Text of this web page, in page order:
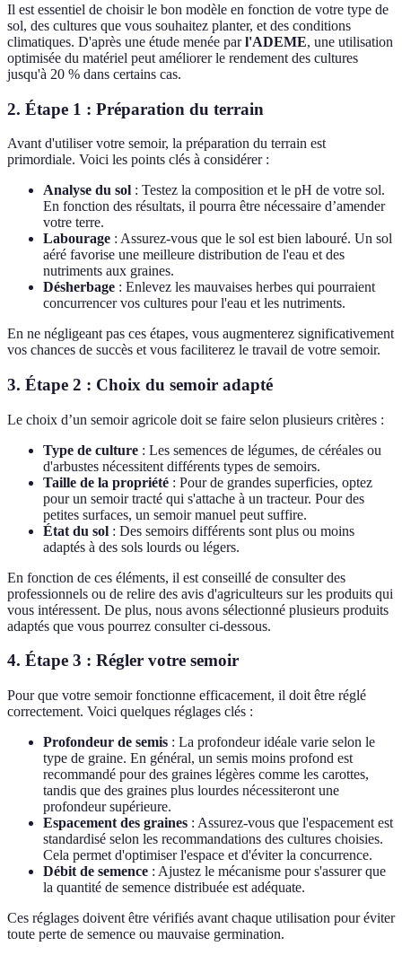
Il est essentiel de choisir le bon modèle en fonction de votre type de
sol, des cultures que vous souhaitez planter, et des conditions
climatiques. D'après une étude menée parl'ADEME, une utilisation
optimisée du matériel peut améliorer le rendement des cultures
jusqu'à 20 % dans certains cas.
2. Étape 1 : Préparation du terrain
Avant d'utiliser votre semoir, la préparation du terrain est
primordiale. Voici les points clés à considérer :
Analyse du sol : Testez la composition et le pH de votre sol.
En fonction des résultats, il pourra être nécessaire d’amender
votre terre.
Labourage : Assurez-vous que le sol est bien labouré. Un sol
aéré favorise une meilleure distribution de l'eau et des
nutriments aux graines.
Désherbage : Enlevez les mauvaises herbes qui pourraient
concurrencer vos cultures pour l'eau et les nutriments.
En ne négligeant pas ces étapes, vous augmenterez significativement
vos chances de succès et vous faciliterez le travail de votre semoir.
3. Étape 2 : Choix du semoir adapté
Le choix d’un semoir agricole doit se faire selon plusieurs critères :
Type de culture : Les semences de légumes, de céréales ou
d'arbustes nécessitent différents types de semoirs.
Taille de la propriété : Pour de grandes superficies, optez
pour un semoir tracté qui s'attache à un tracteur. Pour des
petites surfaces, un semoir manuel peut suffire.
État du sol : Des semoirs différents sont plus ou moins
adaptés à des sols lourds ou légers.
En fonction de ces éléments, il est conseillé de consulter des
professionnels ou de relire des avis d'agriculteurs sur les produits qui
vous intéressent. De plus, nous avons sélectionné plusieurs produits
adaptés que vous pourrez consulter ci-dessous.
4. Étape 3 : Régler votre semoir
Pour que votre semoir fonctionne efficacement, il doit être réglé
correctement. Voici quelques réglages clés :
Profondeur de semis : La profondeur idéale varie selon le
type de graine. En général, un semis moins profond est
recommandé pour des graines légères comme les carottes,
tandis que des graines plus lourdes nécessiteront une
profondeur supérieure.
Espacement des graines : Assurez-vous que l'espacement est
standardisé selon les recommandations des cultures choisies.
Cela permet d'optimiser l'espace et d'éviter la concurrence.
Débit de semence : Ajustez le mécanisme pour s'assurer que
la quantité de semence distribuée est adéquate.
Ces réglages doivent être vérifiés avant chaque utilisation pour éviter
toute perte de semence ou mauvaise germination.